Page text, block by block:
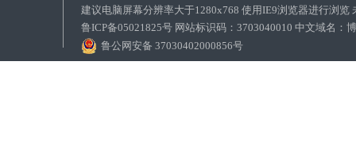
建议电脑屏幕分辨率大于1280x768 使用IE9浏览器进行浏览
鲁ICP备05021825号 网站标识码：3703040010 中文域名：
鲁公网安备 37030402000856号